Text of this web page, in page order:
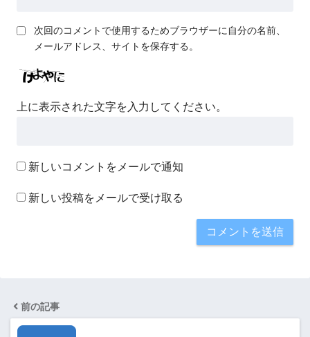
次回のコメントで使用するためブラウザーに自分の名前、
メールアドレス、サイトを保存する。
上に表示された文字を入力してください。
新しいコメントをメールで通知
新しい投稿をメールで受け取る
前の記事